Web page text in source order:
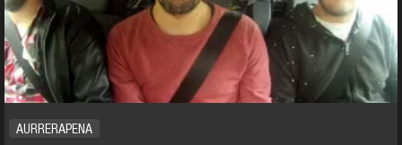
AURRERAPENA